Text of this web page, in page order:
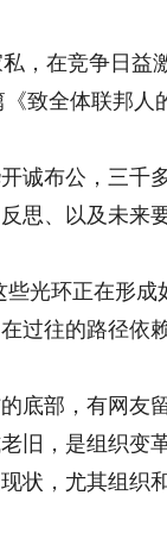
，在竞争日益
致全体联邦人
诚布公，三千
思、以及未来
光环正在形
在过往的路径
底部，有网友
旧，是组织变
状，尤其组织